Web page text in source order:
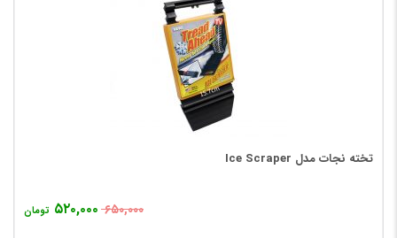
تخته نجات مدل Ice Scraper
۶۵۰,۰۰۰ ۵۲۰,۰۰۰ تومان